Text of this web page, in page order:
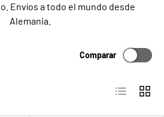
Envíos a todo el mundo desde
Alemania.
Comparar
Lista